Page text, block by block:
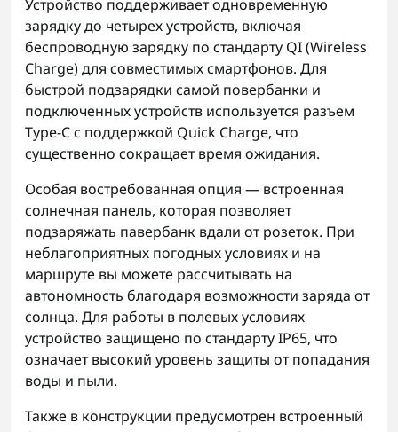
Устройство поддерживает одновременную
зарядку до четырех устройств, включая
беспроводную зарядку по стандарту QI (Wireless
Charge) для совместимых смартфонов. Для
быстрой подзарядки самой повербанки и
подключенных устройств используется разъем
Type-C с поддержкой Quick Charge, что
существенно сокращает время ожидания.
Особая востребованная опция — встроенная
солнечная панель, которая позволяет
подзаряжать павербанк вдали от розеток. При
неблагоприятных погодных условиях и на
маршруте вы можете рассчитывать на
автономность благодаря возможности заряда от
солнца. Для работы в полевых условиях
устройство защищено по стандарту IP65, что
означает высокий уровень защиты от попадания
воды и пыли.
Также в конструкции предусмотрен встроенный